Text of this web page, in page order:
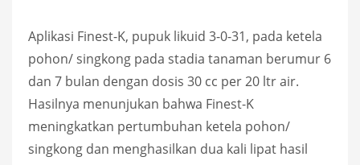
Aplikasi Finest-K, pupuk likuid 3-0-31, pada ketela
pohon/ singkong pada stadia tanaman berumur 6
dan 7 bulan dengan dosis 30 cc per 20 ltr air.
Hasilnya menunjukan bahwa Finest-K
meningkatkan pertumbuhan ketela pohon/
singkong dan menghasilkan dua kali lipat hasil